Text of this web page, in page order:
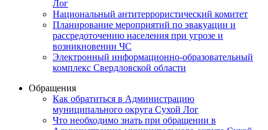
Лог
Национальный антитеррористический комитет
Планирование мероприятий по эвакуации и
рассредоточению населения при угрозе и
возникновении ЧС
Электронный информационно-образовательный
комплекс Свердловской области
Обращения
Как обратиться в Администрацию
муниципального округа Сухой Лог
Что необходимо знать при обращении в